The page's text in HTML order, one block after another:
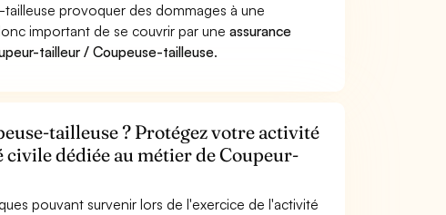
provoquer des dommages à une
important de se couvrir par uneassurance
tailleur / Coupeuse-tailleuse.
tailleuse ? Protégez votre activité
dédiée au métier de Coupeur-
pouvant survenir lors de l'exercice de l'activité